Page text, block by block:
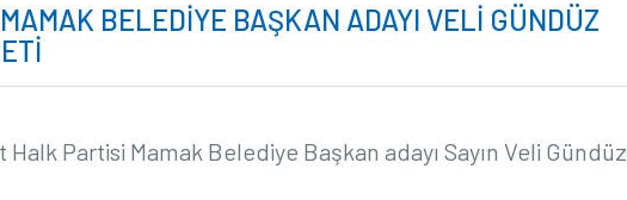
BELEDİYE BAŞKAN ADAYI VELİ GÜNDÜZ
Partisi Mamak Belediye Başkan adayı Sayın Veli Gündüz